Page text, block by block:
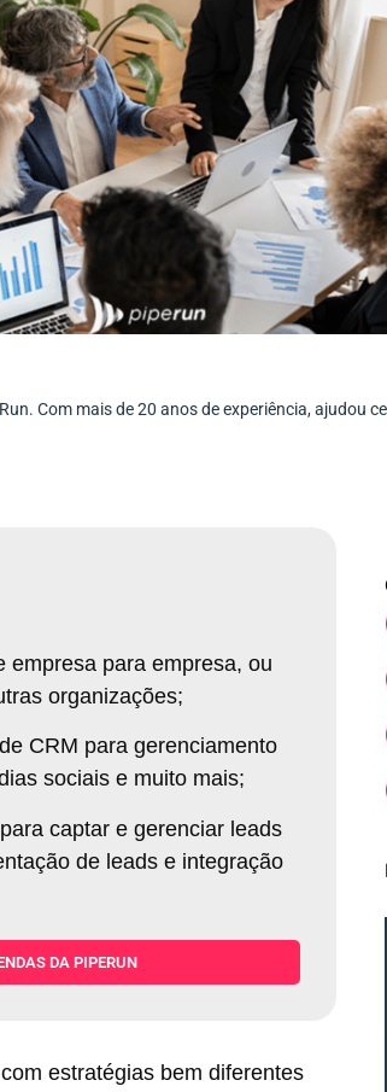
Com mais de 20 anos de experiência, ajudou
empresa para empresa, ou
organizações;
CRM para gerenciamento
sociais e muito mais;
captar e gerenciar leads
de leads e integração
DA PIPERUN
estratégias bem diferentes